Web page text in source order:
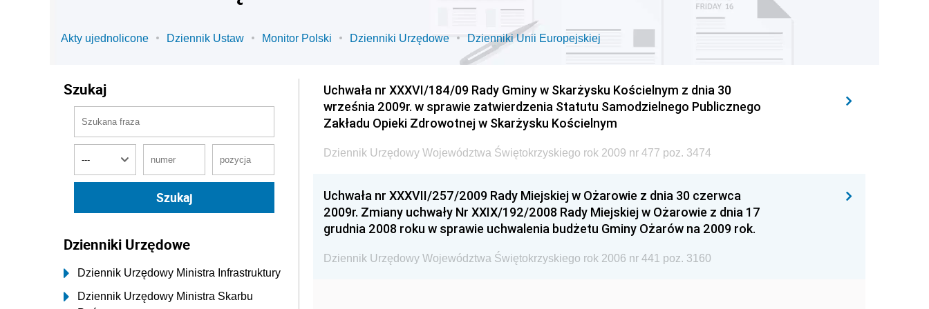
Akty ujednolicone Dziennik Ustaw Monitor Polski Dzienniki Urzędowe Dzienniki Unii Europejskiej
Szukaj
Dzienniki Urzędowe
Dziennik Urzędowy Ministra Infrastruktury
Dziennik Urzędowy Ministra Skarbu
Uchwała nr XXXVI/184/09 Rady Gminy w Skarżysku Kościelnym z dnia 30
września 2009r. w sprawie zatwierdzenia Statutu Samodzielnego Publicznego
Zakładu Opieki Zdrowotnej w Skarżysku Kościelnym
Dziennik Urzędowy Województwa Świętokrzyskiego rok 2009 nr 477 poz. 3474
Uchwała nr XXXVII/257/2009 Rady Miejskiej w Ożarowie z dnia 30 czerwca
2009r. Zmiany uchwały Nr XXIX/192/2008 Rady Miejskiej w Ożarowie z dnia 17
grudnia 2008 roku w sprawie uchwalenia budżetu Gminy Ożarów na 2009 rok.
Dziennik Urzędowy Województwa Świętokrzyskiego rok 2006 nr 441 poz. 3160